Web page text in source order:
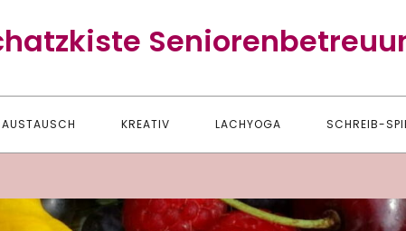
AUSTAUSCH KREATIV LACHYOGA SCHREIB-